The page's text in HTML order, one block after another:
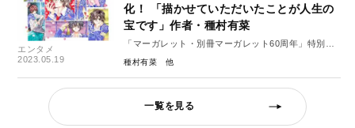
エンタメ
2023.05.19
化！ 「描かせていただいたことが人生の
宝です」作者・種村有菜
「マーガレット・別冊マーガレット60周年」特別イ
ンタビュー#5（前編）
種村有菜
一覧を見る